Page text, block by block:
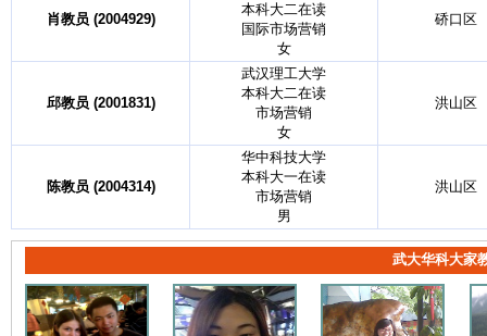
肖教员 (2004929)
本科大二在读
国际市场营销
女
硚口区
邱教员 (2001831)
武汉理工大学
本科大二在读
市场营销
女
洪山区
陈教员 (2004314)
华中科技大学
本科大一在读
市场营销
男
洪山区
武大华科大家